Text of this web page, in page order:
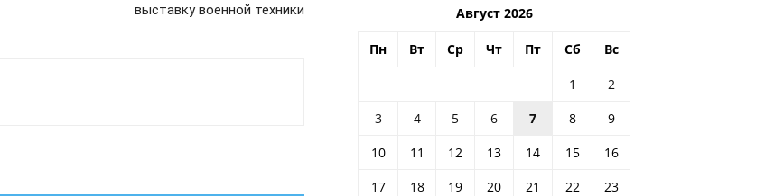
выставку военной техники
Август 2026
Пн Вт Ср Чт Пт Сб Вс
1
2
3
4 5 6 7 8
9
10
11 12 13 14 15
16
17
18 19 20 21 22
23